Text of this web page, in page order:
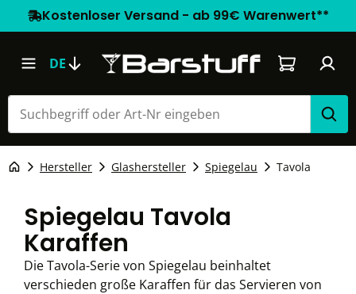
Kostenloser Versand - ab 99€ Warenwert**
DE Warenkorb
Hersteller Glashersteller Spiegelau Tavola
Spiegelau Tavola
Karaffen
Die Tavola-Serie von Spiegelau beinhaltet
verschieden große Karaffen für das Servieren von